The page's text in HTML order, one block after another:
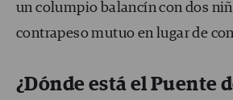
un columpio balancín con dos
contrapeso mutuo en lugar de
¿Dónde está el Puente